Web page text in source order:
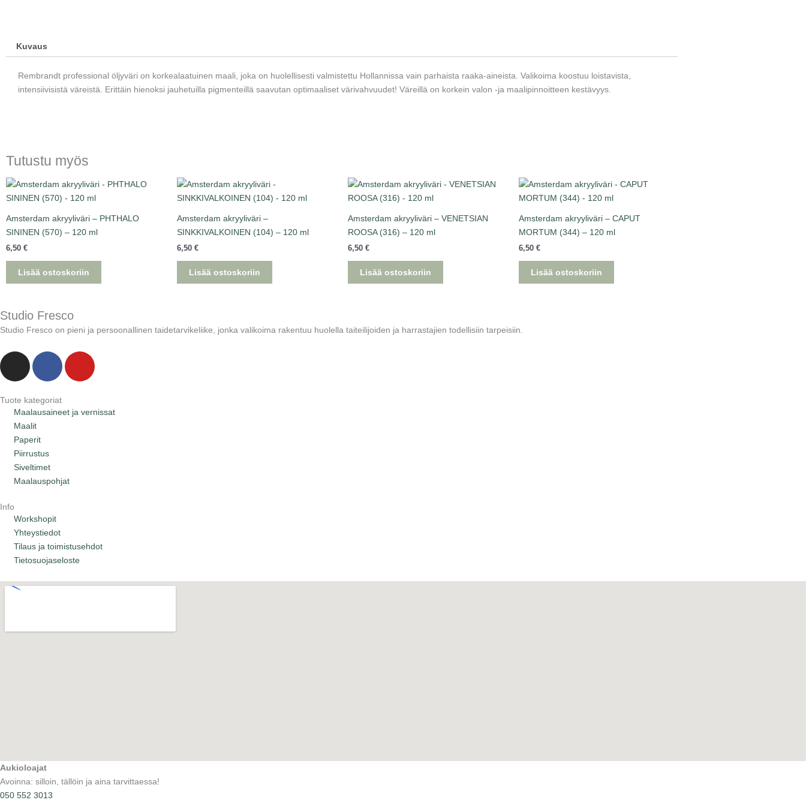
Kuvaus
Rembrandt professional öljyväri on korkealaatuinen maali, joka on huolellisesti valmistettu Hollannissa vain parhaista raaka-aineista. Valikoima koostuu loistavista,
intensiivisistä väreistä. Erittäin hienoksi jauhetuilla pigmenteillä saavutan optimaaliset värivahvuudet! Väreillä on korkein valon -ja maalipinnoitteen kestävyys.
Tutustu myös
Amsterdam akryyliväri – PHTHALO
SININEN (570) – 120 ml
6,50 €
Lisää ostoskoriin
Amsterdam akryyliväri –
SINKKIVALKOINEN (104) – 120 ml
6,50 €
Lisää ostoskoriin
Amsterdam akryyliväri – VENETSIAN
ROOSA (316) – 120 ml
6,50 €
Lisää ostoskoriin
Amsterdam akryyliväri – CAPUT
MORTUM (344) – 120 ml
6,50 €
Lisää ostoskoriin
Studio Fresco
Studio Fresco on pieni ja persoonallinen taidetarvikeliike, jonka valikoima rakentuu huolella taiteilijoiden ja harrastajien todellisiin tarpeisiin.
t
a
g
r
a
m
F
e
b
o
k
Y
u
Tuote kategoriat
Maalausaineet ja vernissat
Maalit
Paperit
Piirrustus
Siveltimet
Maalauspohjat
Info
Workshopit
Yhteystiedot
Tilaus ja toimistusehdot
Tietosuojaseloste
Aukioloajat
Avoinna: silloin, tällöin ja aina tarvittaessa!
050 552 3013